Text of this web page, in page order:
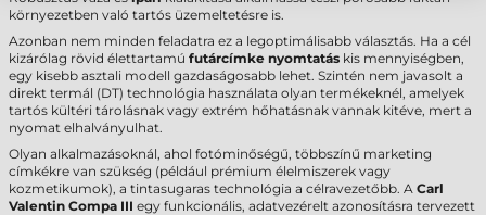
környezetben való tartós üzemeltetésre is.
Azonban nem minden feladatra ez a legoptimálisabb választás. Ha a cél
kizárólag rövid élettartamú futárcímke nyomtatás kis mennyiségben,
egy kisebb asztali modell gazdaságosabb lehet. Szintén nem javasolt a
direkt termál (DT) technológia használata olyan termékeknél, amelyek
tartós kültéri tárolásnak vagy extrém hőhatásnak vannak kitéve, mert a
nyomat elhalványulhat.
Olyan alkalmazásoknál, ahol fotóminőségű, többszínű marketing
címkékre van szükség (például prémium élelmiszerek vagy
kozmetikumok), a tintasugaras technológia a célravezetőbb. A Carl
Valentin Compa III egy funkcionális, adatvezérelt azonosításra tervezett